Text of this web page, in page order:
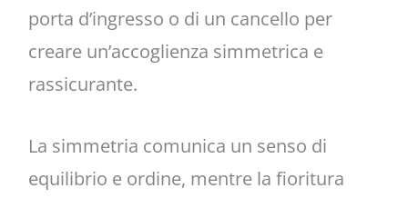
porta d’ingresso o di un cancello per
creare un’accoglienza simmetrica e
rassicurante.
La simmetria comunica un senso di
equilibrio e ordine, mentre la fioritura